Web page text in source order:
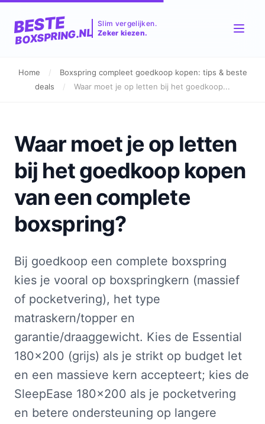
BESTE
BOXSPRING.NL
Slim vergelijken.
Zeker kiezen.
Home /
Boxspring compleet goedkoop kopen: tips & beste
deals
/ Waar moet je op letten bij het goedkoop...
Waar moet je op letten
bij het goedkoop kopen
van een complete
boxspring?
Bij goedkoop een complete boxspring
kies je vooral op boxspringkern (massief
of pocketvering), het type
matraskern/topper en
garantie/draaggewicht. Kies de Essential
180x200 (grijs) als je strikt op budget let
en een massieve kern accepteert; kies de
SleepEase 180x200 als je pocketvering
en betere ondersteuning op langere